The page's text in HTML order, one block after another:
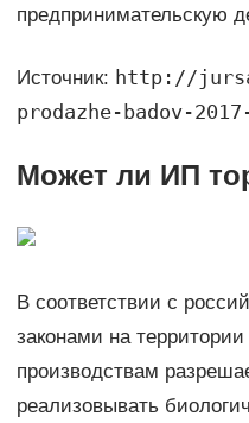
предпринимательскую
Источник: http://
prodazhe-badov-
Может ли ИП
В соответствии с
законами на
производствам
реализовывать